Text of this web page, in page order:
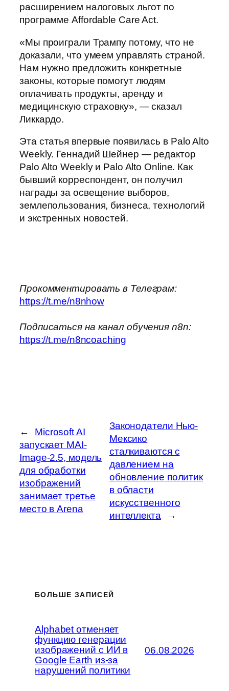
расширением налоговых льгот по
программе Affordable Care Act.
«Мы проиграли Трампу потому, что не
доказали, что умеем управлять страной.
Нам нужно предложить конкретные
законы, которые помогут людям
оплачивать продукты, аренду и
медицинскую страховку», — сказал
Ликкардо.
Эта статья впервые появилась в Palo Alto
Weekly. Геннадий Шейнер — редактор
Palo Alto Weekly и Palo Alto Online. Как
бывший корреспондент, он получил
награды за освещение выборов,
землепользования, бизнеса, технологий
и экстренных новостей.
Прокомментировать в Телеграм:
https://t.me/n8nhow
Подписаться на канал обучения n8n:
https://t.me/n8ncoaching
←
Microsoft AI
запускает MAI-
Image-2.5, модель
для обработки
изображений
занимает третье
место в Arena
Законодатели Нью-
Мексико
сталкиваются с
давлением на
обновление политик
в области
искусственного
интеллекта
→
БОЛЬШЕ ЗАПИСЕЙ
Alphabet отменяет
функцию генерации
изображений с ИИ в
Google Earth из-за
нарушений политики
06.08.2026